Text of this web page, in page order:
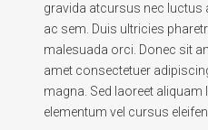
gravida atcursus nec luctus
ac sem. Duis ultricies
malesuada orci. Donec sit
amet consectetuer
magna. Sed laoreet aliquam
elementum vel cursus